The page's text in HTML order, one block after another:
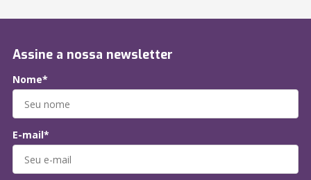
Assine a nossa newsletter
Nome*
E-mail*